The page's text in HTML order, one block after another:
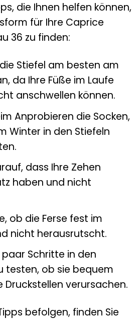
die Ihnen helfen können,
für Ihre Caprice
36 zu finden:
Stiefel am besten am
da Ihre Füße im Laufe
anschwellen können.
Anprobieren die Socken,
Winter in den Stiefeln
dass Ihre Zehen
haben und nicht
ob die Ferse fest im
nicht herausrutscht.
paar Schritte in den
testen, ob sie bequem
Druckstellen verursachen.
befolgen, finden Sie